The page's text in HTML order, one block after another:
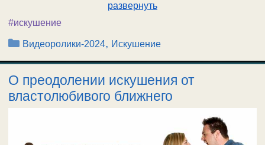
развернуть
#искушение
Рубрики
Видеоролики-2024, Искушение
О преодолении искушения от
властолюбивого ближнего